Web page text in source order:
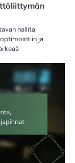
hallita
ja